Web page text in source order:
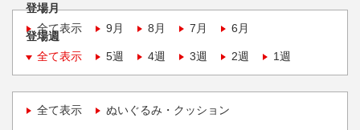
登場月
全て表示
9月 8月 7月 6月
登場週
全て表示
5週 4週 3週 2週 1週
全て表示 ぬいぐるみ・クッション